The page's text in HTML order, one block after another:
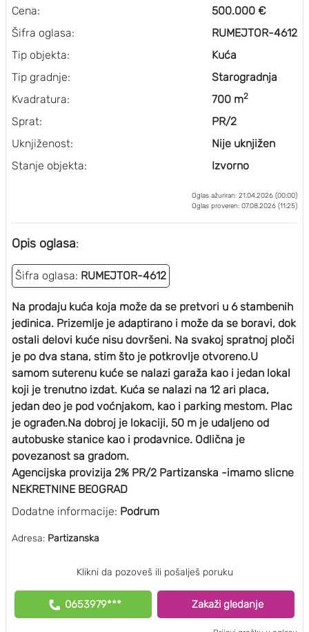
Cena:
Šifra oglasa:
Tip objekta:
Tip gradnje:
Kvadratura:
Sprat:
Uknjiženost:
Stanje objekta:
500.000 €
RUMEJTOR-4612
Kuća
Starogradnja
700 m2
PR/2
Nije uknjižen
Izvorno
Oglas ažuriran: 21.04.2026 (00:00)
Oglas proveren: 07.08.2026 (11:25)
Opis oglasa:
Šifra oglasa: RUMEJTOR-4612
Na prodaju kuća koja može da se pretvori u 6 stambenih
jedinica. Prizemlje je adaptirano i može da se boravi, dok
ostali delovi kuće nisu dovršeni. Na svakoj spratnoj ploči
je po dva stana, stim što je potkrovlje otvoreno.U
samom suterenu kuće se nalazi garaža kao i jedan lokal
koji je trenutno izdat. Kuća se nalazi na 12 ari placa,
jedan deo je pod voćnjakom, kao i parking mestom. Plac
je ograđen.Na dobroj je lokaciji, 50 m je udaljeno od
autobuske stanice kao i prodavnice. Odlična je
povezanost sa gradom.
Agencijska provizija 2% PR/2 Partizanska -imamo slicne
NEKRETNINE BEOGRAD
Dodatne informacije: Podrum
Adresa: Partizanska
Klikni da pozoveš ili pošalješ poruku
0653979*** Zakaži gledanje